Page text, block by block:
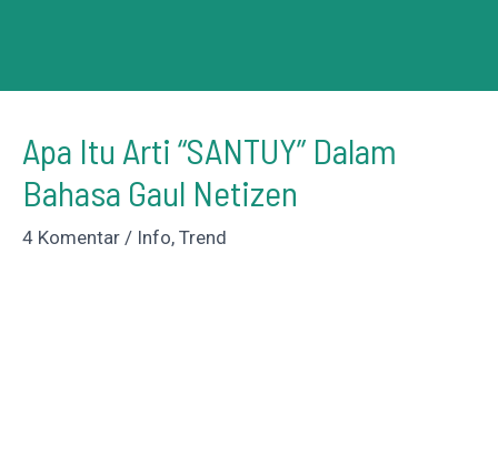
Apa Itu Arti “SANTUY” Dalam
Bahasa Gaul Netizen
4 Komentar / Info, Trend